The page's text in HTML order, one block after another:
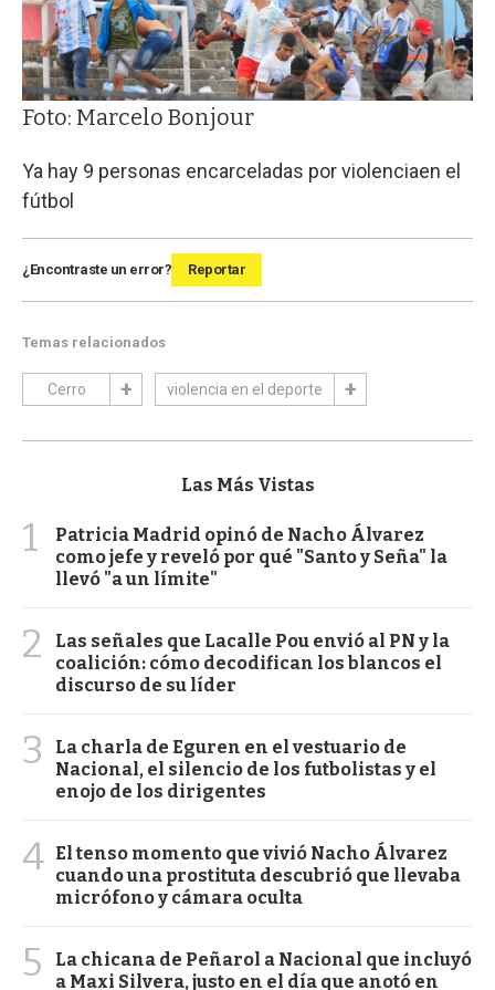
Foto: Marcelo Bonjour
Ya hay 9 personas encarceladas por violenciaen el
fútbol
¿Encontraste un error? Reportar
Temas relacionados
Cerro violencia en el deporte
Las Más Vistas
1
Patricia Madrid opinó de Nacho Álvarez
como jefe y reveló por qué "Santo y Seña" la
llevó "a un límite"
2
Las señales que Lacalle Pou envió al PN y la
coalición: cómo decodifican los blancos el
discurso de su líder
3
La charla de Eguren en el vestuario de
Nacional, el silencio de los futbolistas y el
enojo de los dirigentes
4 El tenso momento que vivió Nacho Álvarez
cuando una prostituta descubrió que llevaba
micrófono y cámara oculta
5
La chicana de Peñarol a Nacional que incluyó
a Maxi Silvera, justo en el día que anotó en